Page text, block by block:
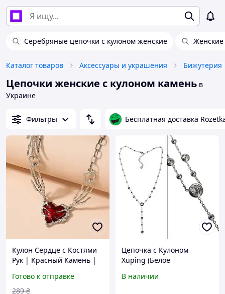
Серебряные цепочки с кулоном женские
Каталог товаров Аксессуары и украшения Бижутерия
Цепочки женские с кулоном камень в
Украине
Фильтры Бесплатная доставка
Кулон Сердце с Костями
Рук | Красный Камень |
Стиле K-pop
Готово к отправке
289 ₴
Цепочка с Кулоном
Xuping (Белое
Ролло; 45,0+5,0см)
В наличии